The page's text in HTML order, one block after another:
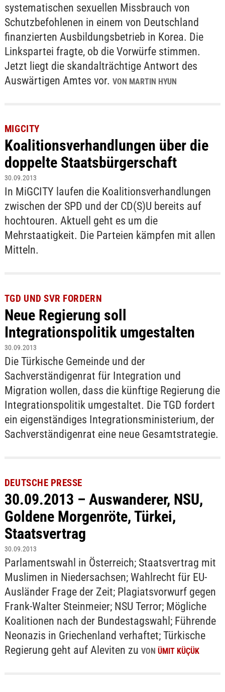
systematischen sexuellen Missbrauch von
Schutzbefohlenen in einem von Deutschland
finanzierten Ausbildungsbetrieb in Korea. Die
Linkspartei fragte, ob die Vorwürfe stimmen.
Jetzt liegt die skandalträchtige Antwort des
Auswärtigen Amtes vor. VON MARTIN HYUN
MIGCITY
Koalitionsverhandlungen über die
doppelte Staatsbürgerschaft
30.09.2013
In MiGCITY laufen die Koalitionsverhandlungen
zwischen der SPD und der CD(S)U bereits auf
hochtouren. Aktuell geht es um die
Mehrstaatigkeit. Die Parteien kämpfen mit allen
Mitteln.
TGD UND SVR FORDERN
Neue Regierung soll
Integrationspolitik umgestalten
30.09.2013
Die Türkische Gemeinde und der
Sachverständigenrat für Integration und
Migration wollen, dass die künftige Regierung die
Integrationspolitik umgestaltet. Die TGD fordert
ein eigenständiges Integrationsministerium, der
Sachverständigenrat eine neue Gesamtstrategie.
DEUTSCHE PRESSE
30.09.2013 – Auswanderer, NSU,
Goldene Morgenröte, Türkei,
Staatsvertrag
30.09.2013
Parlamentswahl in Österreich; Staatsvertrag mit
Muslimen in Niedersachsen; Wahlrecht für EU-
Ausländer Frage der Zeit; Plagiatsvorwurf gegen
Frank-Walter Steinmeier; NSU Terror; Mögliche
Koalitionen nach der Bundestagswahl; Führende
Neonazis in Griechenland verhaftet; Türkische
Regierung geht auf Aleviten zu VON ÜMIT KÜÇÜK